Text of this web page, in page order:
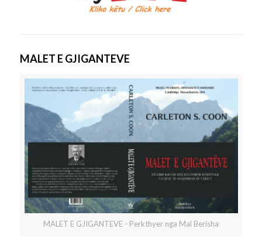
MALET E GJIGANTEVE
MALET E GJIGANTEVE - Perkthyer nga Mal Berisha